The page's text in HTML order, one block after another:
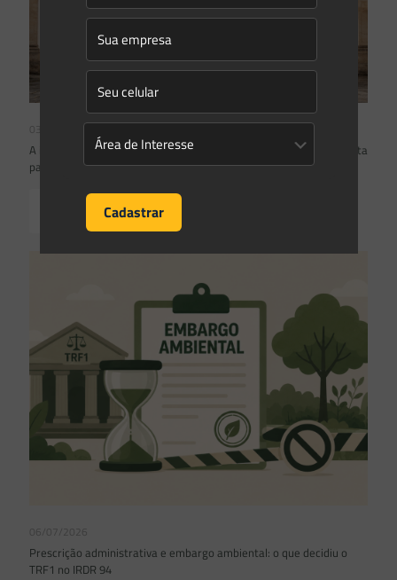
03/08/2026
A inclusão de imóvel em inventário de patrimônio cultural não basta
para impor restrições ao direito de propriedade:
Read more
06/07/2026
Prescrição administrativa e embargo ambiental: o que decidiu o
TRF1 no IRDR 94